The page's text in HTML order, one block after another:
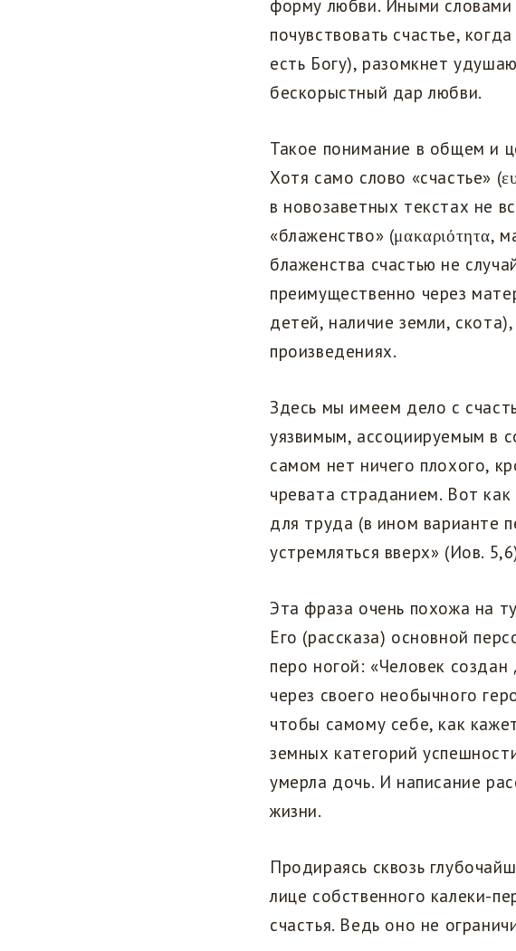
форму любви. Иными словами
почувствовать счастье,
есть Богу), разомкнет
бескорыстный дар любви.
Такое понимание в общем и
Хотя само слово «счастье»
в новозаветных текстах не
«блаженство» (μακαριότητα,
блаженства счастью не
преимущественно через
детей, наличие земли,
произведениях.
Здесь мы имеем дело с
уязвимым, ассоциируемым в
самом нет ничего плохого,
чревата страданием. Вот
для труда (в ином варианте
устремляться вверх» (Иов.
Эта фраза очень похожа на
Его (рассказа) основной
перо ногой: «Человек создан
через своего необычного
чтобы самому себе, как
земных категорий
умерла дочь. И написание
жизни.
Продираясь сквозь
лице собственного калеки-
счастья. Ведь оно не